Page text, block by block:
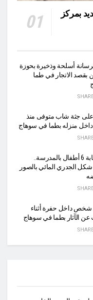
بمركز
أسلحة وذخيرة بحوزة
بقصد الاتجار في طما
على جثة شاب متوفى منذ
داخل منزله بطما في سوهاج
بعد إصابة 6 أطفال بالمدرسة..
الجدري المائي بالصور
داخل حفرة أثناء
عن الآثار بطما في سوهاج